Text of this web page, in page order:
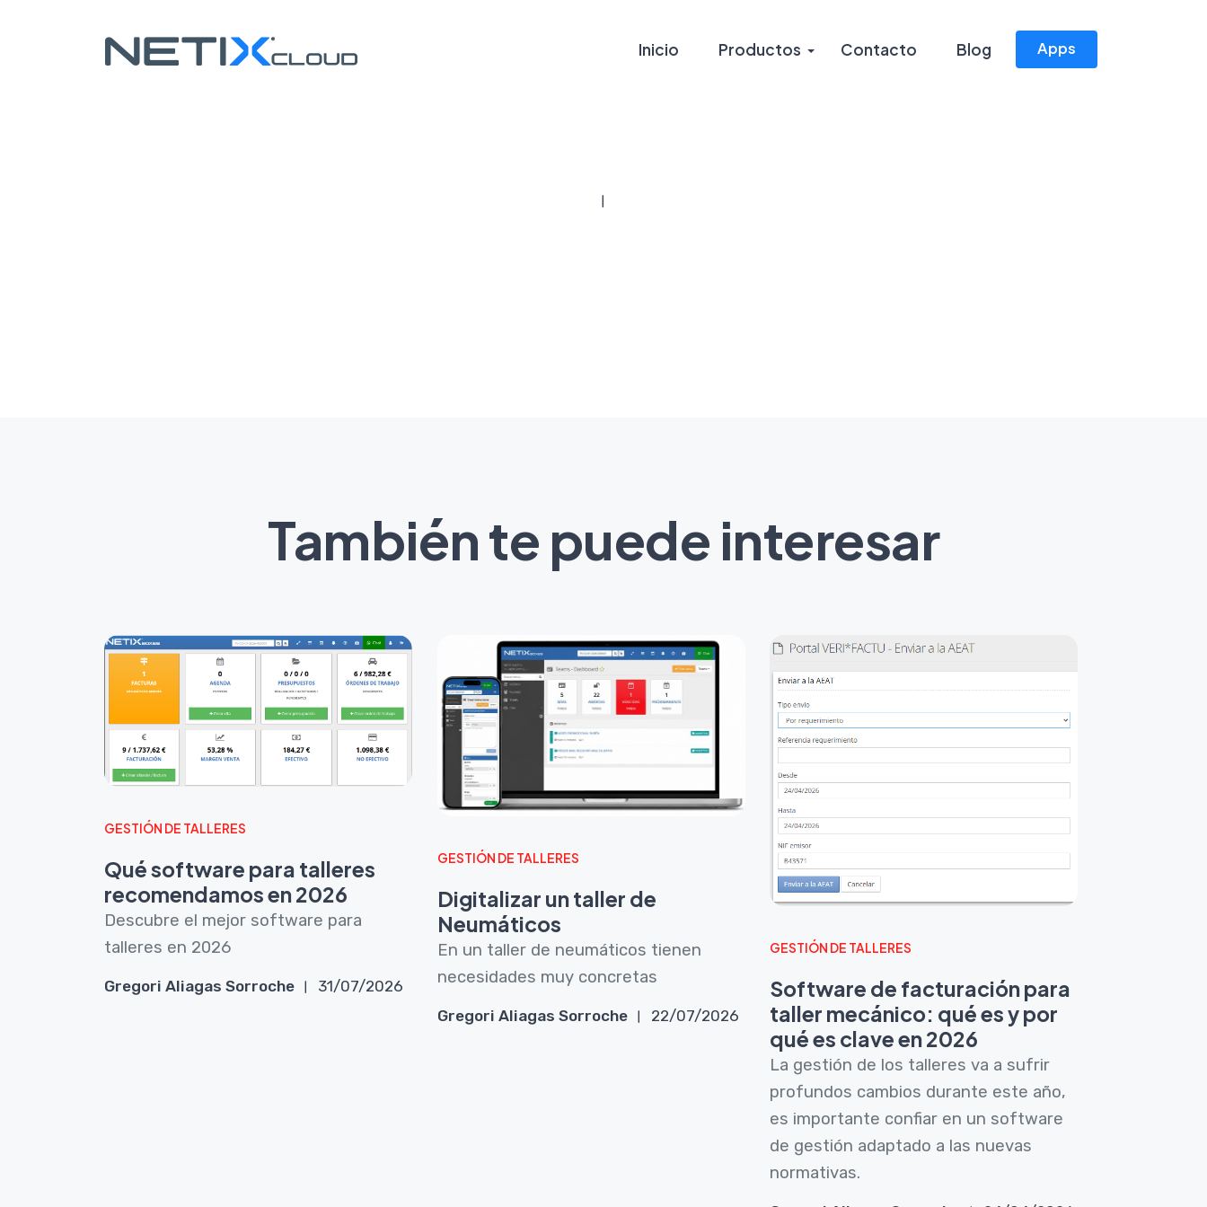
Inicio Productos Contacto Blog Apps
También te puede interesar
GESTIÓN DE TALLERES
Qué software para talleres
recomendamos en 2026
Descubre el mejor software para
talleres en 2026
Gregori Aliagas Sorroche 31/07/2026
GESTIÓN DE TALLERES
Digitalizar un taller de
Neumáticos
En un taller de neumáticos tienen
necesidades muy concretas
Gregori Aliagas Sorroche 22/07/2026
GESTIÓN DE TALLERES
Software de facturación para
taller mecánico: qué es y por
qué es clave en 2026
La gestión de los talleres va a sufrir
profundos cambios durante este año,
es importante confiar en un software
de gestión adaptado a las nuevas
normativas.